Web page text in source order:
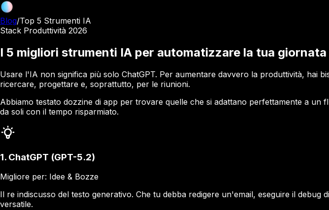
Blog/Top 5 Strumenti IA
Stack Produttività 2026
I 5 migliori strumenti IA per automatizzare la tua
Usare l'IA non significa più solo ChatGPT. Per aumentare davvero la produttività, hai
ricercare, progettare e, soprattutto, per le riunioni.
Abbiamo testato dozzine di app per trovare quelle che si adattano perfettamente a
da soli con il tempo risparmiato.
1. ChatGPT (GPT-5.2)
Migliore per: Idee & Bozze
Il re indiscusso del testo generativo. Che tu debba redigere un'email, eseguire il
versatile.